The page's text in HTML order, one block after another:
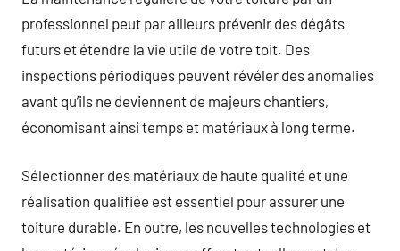
professionnel peut par ailleurs prévenir des dégâts
futurs et étendre la vie utile de votre toit. Des
inspections périodiques peuvent révéler des anomalies
avant qu’ils ne deviennent de majeurs chantiers,
économisant ainsi temps et matériaux à long terme.
Sélectionner des matériaux de haute qualité et une
réalisation qualifiée est essentiel pour assurer une
toiture durable. En outre, les nouvelles technologies et